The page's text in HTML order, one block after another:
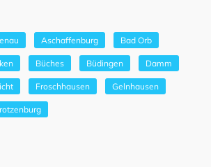
Aschaffenburg Bad Orb
Büches Büdingen Damm
Froschhausen Gelnhausen